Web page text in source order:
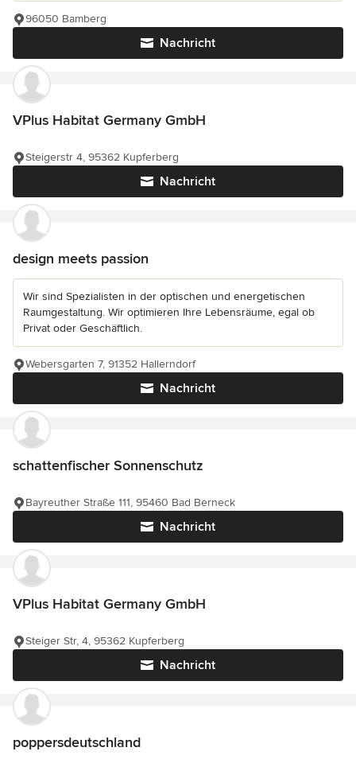
Nachricht
96050 Bamberg
VPlus Habitat Germany GmbH
Nachricht
Steigerstr 4, 95362 Kupferberg
design meets passion
Wir sind Spezialisten in der optischen und energetischen
Raumgestaltung. Wir optimieren Ihre Lebensräume, egal ob
Privat oder Geschäftlich.
Nachricht
Webersgarten 7, 91352 Hallerndorf
schattenfischer Sonnenschutz
Nachricht
Bayreuther Straße 111, 95460 Bad Berneck
VPlus Habitat Germany GmbH
Nachricht
Steiger Str, 4, 95362 Kupferberg
poppersdeutschland